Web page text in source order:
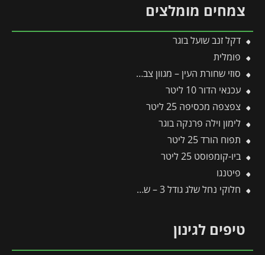
צמחים מומלצים
דקל זנב שועל בוגר
פומלית
סוזי שחורת העין – מגוון צבעים – 10 ליטר
עכנאי הדור 10 ליטר
צפצפה מכסיפה 25 ליטר
לימון וילה פרנקה בוגר
תפוח הורד 25 ליטר
ביו-קומפוסט 25 ליטר
פיטנגו
חלוקי נחל שלג גודל 3 – שק 20 ק״ג
טיפים לגינון